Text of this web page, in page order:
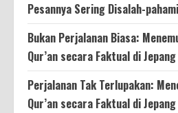
Pesannya Sering Disalah-pahami
Bukan Perjalanan Biasa:
Qur’an secara Faktual di
Perjalanan Tak Terlupakan:
Qur’an secara Faktual di Jepang